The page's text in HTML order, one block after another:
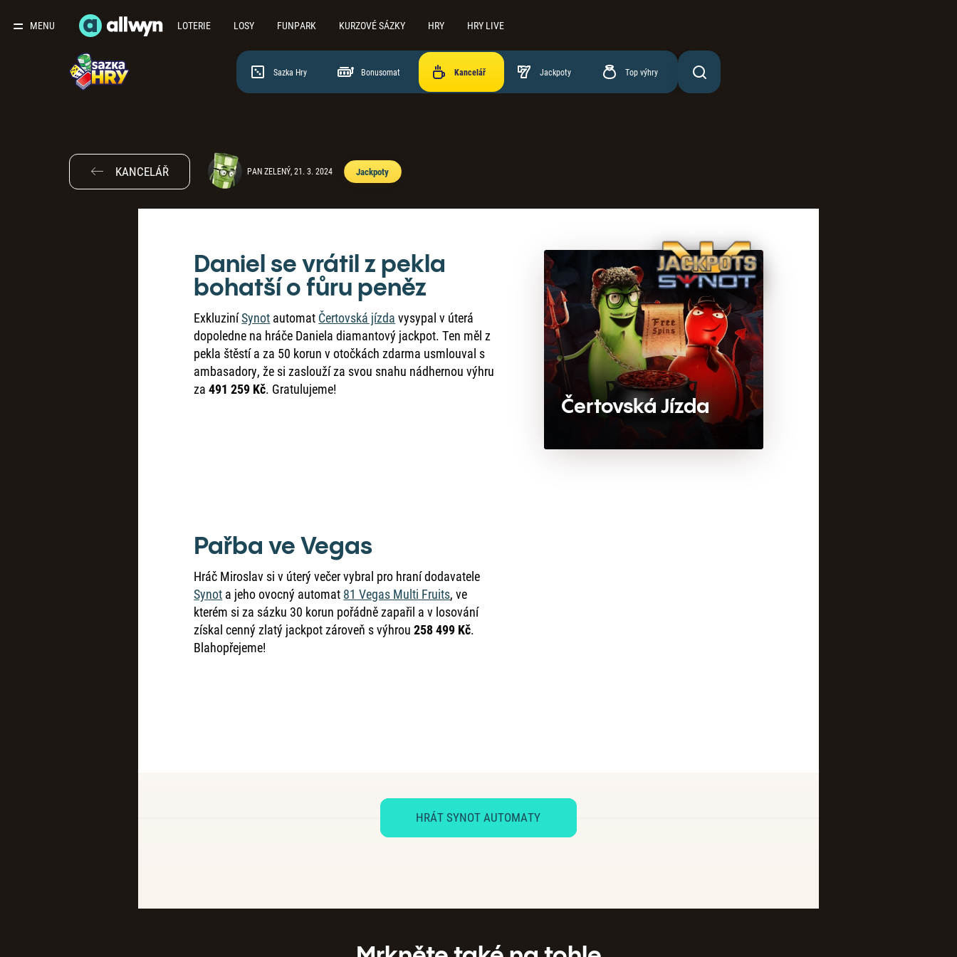
MENU LOTERIE LOSY FUNPARK KURZOVÉ SÁZKY HRY HRY LIVE
Sazka Hry Bonusomat Jackpoty Top výhry
KANCELÁŘ PAN ZELENÝ, 21. 3. 2024 Jackpoty
Daniel se vrátil z pekla
bohatší o fůru peněz
ExkluziníSynot automat Čertovská jízda vysypal v úterá
dopoledne na hráče Daniela diamantový jackpot. Ten měl z
pekla štěstí a za 50 korun v otočkách zdarma usmlouval s
ambasadory, že si zaslouží za svou snahu nádhernou výhru
za491 259 Kč. Gratulujeme!
Čertovská Jízda
Pařba ve Vegas
Hráč Miroslav si v úterý večer vybral pro hraní dodavatele
Synot a jeho ovocný automat 81 Vegas Multi Fruits, ve
kterém si za sázku 30 korun pořádně zapařil a v losování
získal cenný zlatý jackpot zároveň s výhrou258 499 Kč.
Blahopřejeme!
HRÁT SYNOT AUTOMATY